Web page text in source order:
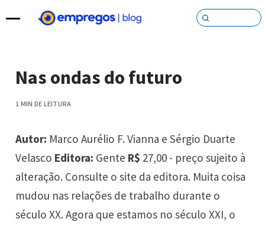
Pular para o conteúdo
Nas ondas do futuro
1 MIN DE LEITURA
Autor: Marco Aurélio F. Vianna e Sérgio Duarte
Velasco Editora: Gente R$ 27,00 - preço sujeito à
alteração. Consulte o site da editora. Muita coisa
mudou nas relações de trabalho durante o
século XX. Agora que estamos no século XXI, o